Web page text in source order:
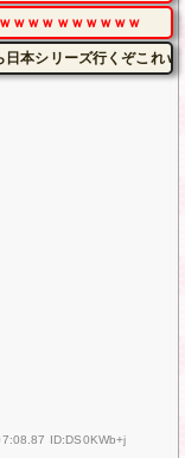
ｗｗｗｗｗｗｗｗｗ
日本シリーズ行くぞこれ
ID:DS0KWb+j